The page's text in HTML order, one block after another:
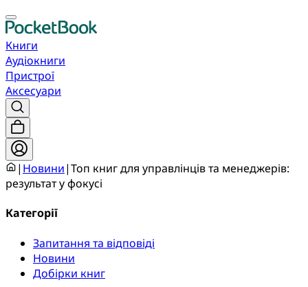
Книги
Аудіокниги
Пристрої
Аксесуари
| Новини|Топ книг для управлінців та менеджерів:
результат у фокусі
Категорії
Запитання та відповіді
Новини
Добірки книг